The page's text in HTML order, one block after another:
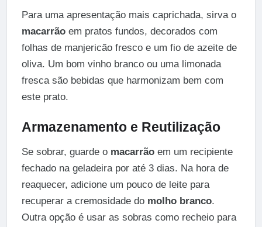
Para uma apresentação mais caprichada, sirva o
macarrãoem pratos fundos, decorados com
folhas de manjericão fresco e um fio de azeite de
oliva. Um bom vinho branco ou uma limonada
fresca são bebidas que harmonizam bem com
este prato.
Armazenamento e Reutilização
Se sobrar, guarde o macarrãoem um recipiente
fechado na geladeira por até 3 dias. Na hora de
reaquecer, adicione um pouco de leite para
recuperar a cremosidade do molho branco.
Outra opção é usar as sobras como recheio para